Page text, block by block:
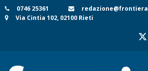
Skip
to
0746 25361
Via Cintia 102, 02100 Rieti